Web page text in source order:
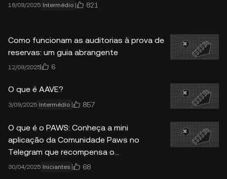
18/09/2025 Intermédio 821
Como funcionam as auditorias à prova de
reservas: um guia abrangente
12/09/2025 6
O que é AAVE?
3/09/2025 Intermédio 857
O que é o PAWS: Conheça a mini
aplicação da Comunidade Paws no
Telegram que recompensa o
envolvimento
30/04/2025 Iniciantes 68